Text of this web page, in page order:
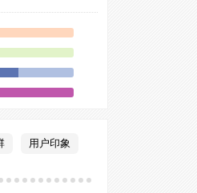
用户印象